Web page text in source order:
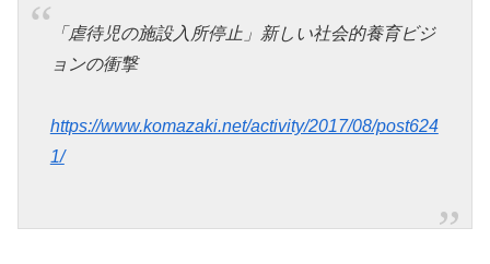
「虐待児の施設入所停止」新しい社会的養育ビジ
ョンの衝撃
https://www.komazaki.net/activity/2017/08/post624
1/